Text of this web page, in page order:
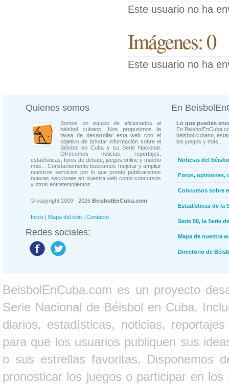
Este usuario no ha
Imágenes: 0
Este usuario no ha
Quienes somos
Somos un equipo de aficionados al
béisbol cubano. Nos propusimos la
tarea de desarrollar esta web con el
objetivo de brindar información sobre el
Béisbol en Cuba y su Serie Nacional.
Ofrecemos noticias, reportajes,
estadísticas, foros de debate, juegos online y mucho
más... Constantemente buscamos mejorar y ampliar
nuestros servicios por lo que pronto publicaremos
nuevas secciones en nuestra web como concursos
y otros entretenimientos.
© copyright 2009 - 2026 BeisbolEnCuba.com
Inicio | Mapa del sitio | Contacto
Redes sociales:
En
Lo que puedes
En
béisbol cubano,
los juegos y más...
Noticias del
Foros, opiniones,
Concursos sobre
Estadísticas de la
Serie 50, la Serie
Mapa de nuestra
Directorio de
BeisbolEnCuba.com es un proyecto
Serie Nacional de Béisbol en Cuba.
diarios, estadísticas, noticias,
para que los usuarios publiquen sus
o sus estrellas favoritas. Disponemos
pronosticar los juegos o participar en